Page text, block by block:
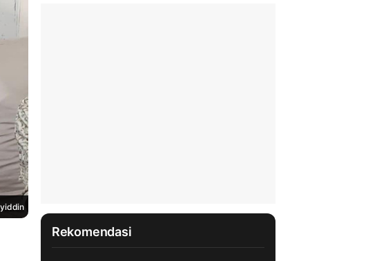
Rekomendasi